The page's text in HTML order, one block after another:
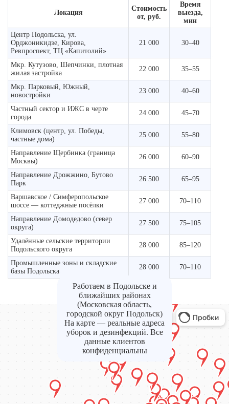
Локация
Стоимость
от, руб.
Время
выезда,
мин
Центр Подольска, ул.
Орджоникидзе, Кирова,
Ревпроспект, ТЦ «Капитолий»
21 000 30–40
Мкр. Кутузово, Шепчинки, плотная
жилая застройка
22 000 35–55
Мкр. Парковый, Южный,
новостройки
23 000 40–60
Частный сектор и ИЖС в черте
города
24 000 45–70
Климовск (центр, ул. Победы,
частные дома)
25 000 55–80
Направление Щербинка (граница
Москвы)
26 000 60–90
Направление Дрожжино, Бутово
Парк
26 500 65–95
Варшавское / Симферопольское
шоссе — коттеджные посёлки
27 000 70–110
Направление Домодедово (север
округа)
27 500 75–105
Удалённые сельские территории
Подольского округа
28 000 85–120
Промышленные зоны и складские
базы Подольска
28 000 70–110
Работаем в Подольске и
ближайших районах
(Московская область,
городской округ Подольск)
На карте — реальные адреса
уборок и дезинфекций. Все
данные клиентов
конфиденциальны